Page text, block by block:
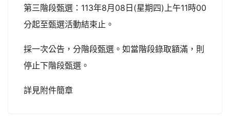
第三階段甄選：113年8月08日(星期四)上午11時00
分起至甄選活動結束止。
採一次公告，分階段甄選。如當階段錄取額滿，則
停止下階段甄選。
詳見附件簡章